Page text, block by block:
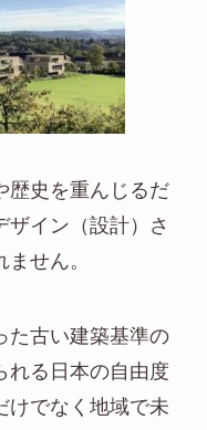
歴史を重んじるだ
ザイン（設計）さ
せん。
た古い建築基準の
れる日本の自由度
けでなく地域で未